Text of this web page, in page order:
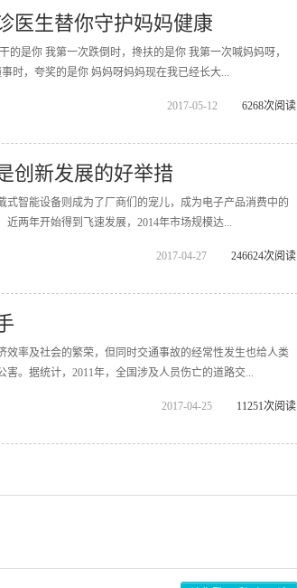
医生替你守护妈妈健康
是你 我第一次跌倒时，搀扶的是你 我第一次喊妈妈呀，
时，夸奖的是你 妈妈呀妈妈现在我已经长大...
2017-05-12 6268次阅读
创新发展的好举措
智能设备则成为了厂商们的宠儿，成为电子产品消费中的
两年开始得到飞速发展，2014年市场规模达...
2017-04-27 246624次阅读
率及社会的繁荣，但同时交通事故的经常性发生也给人类
。据统计，2011年，全国涉及人员伤亡的道路交...
2017-04-25 11251次阅读